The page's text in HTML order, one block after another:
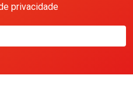
privacidade